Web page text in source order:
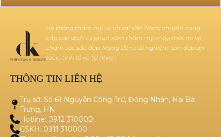
Hệ thống thẩm mỹ uy tín tại Việt Nam, chuyên cung
cấp các dịch vụ phun xăm thẩm mỹ: mày, môi, mí và
chăm sóc sắc đẹp. Mang đến trải nghiệm làm đẹp an
toàn, tinh tế và tự nhiên.
THÔNG TIN LIÊN HỆ
Trụ sở: Số 61 Nguyễn Công Trứ, Đồng Nhân, Hai Bà
Trưng, HN
Hotline: 0912 310000
CSKH: 0911 310000